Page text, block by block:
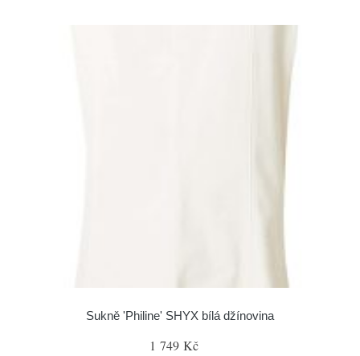
Sukně 'Philine' SHYX bílá džínovina
1 749 Kč